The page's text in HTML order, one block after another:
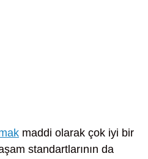
maddi olarak çok iyi bir
standartlarının da